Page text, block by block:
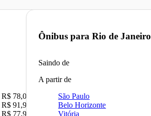
R$ 78,02
R$ 91,90
R$ 77,90
Ônibus paraRio de Janeiro
Saindo de
A partir de
São Paulo
Belo Horizonte
Vitória